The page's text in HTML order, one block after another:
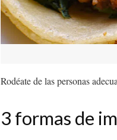
Rodéate de las personas
3 formas de